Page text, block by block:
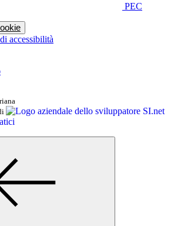
PEC
accessibilità
SI.net